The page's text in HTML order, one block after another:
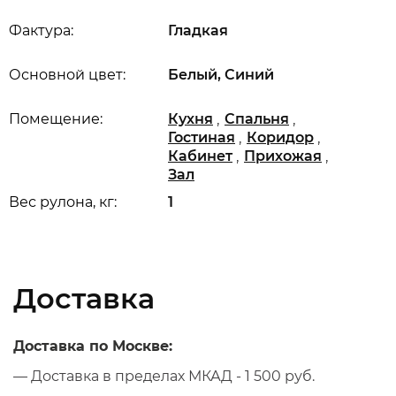
Вес рулона, кг: 1
Основной цвет: Белый, Синий
Помещение: Кухня , Спальня ,
Гостиная , Коридор ,
Кабинет , Прихожая ,
Зал
Фактура: Гладкая
Доставка
Доставка по Москве:
— Доставка в пределах МКАД - 1 500 руб.